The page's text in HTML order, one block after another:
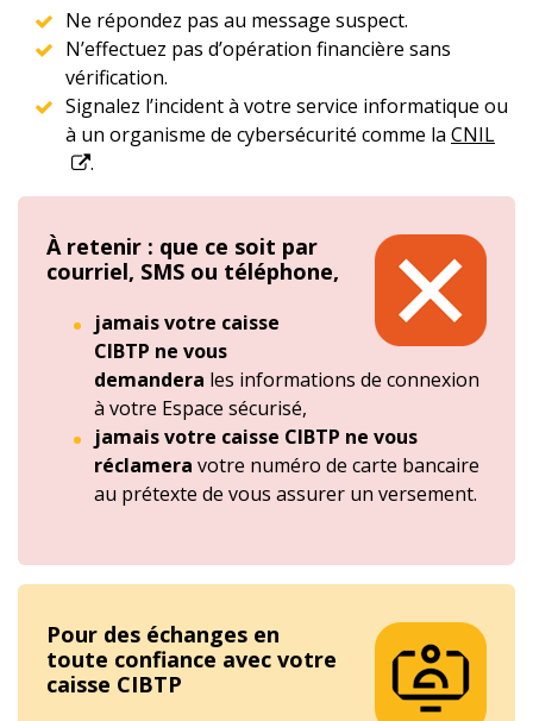
Ne répondez pas au message suspect.
N’effectuez pas d’opération financière sans
vérification.
Signalez l’incident à votre service informatique ou
à un organisme de cybersécurité comme la CNIL
.
À retenir : que ce soit par
courriel, SMS ou téléphone,
jamais votre caisse
CIBTP ne vous
demandera les informations de connexion
à votre Espace sécurisé,
jamais votre caisse CIBTP ne vous
réclamera votre numéro de carte bancaire
au prétexte de vous assurer un versement.
Pour des échanges en
toute confiance avec votre
caisse CIBTP